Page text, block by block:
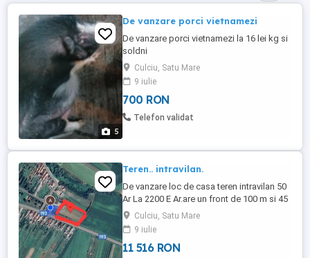
5
De vanzare porci vietnamezi
De vanzare porci vietnamezi la 16 lei kg si
soldni
Culciu, Satu Mare
9 iulie
700 RON
Telefon validat
Teren.. intravilan.
De vanzare loc de casa teren intravilan 50
Ar La 2200 E Ar.are un front de 100 m si 45
mlatimea se poate parcel dupa dorinta
clientului in culciu mic la drumul principal
apa,gaz,canalizare, curent. Tel.
Culciu, Satu Mare
9 iulie
11 516 RON